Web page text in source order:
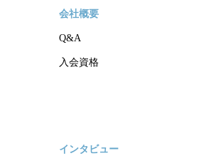
会社概要
Q&A
入会資格
インタビュー